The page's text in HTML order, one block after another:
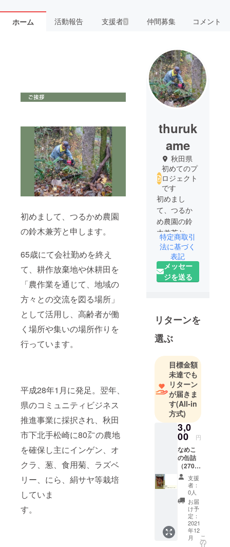
ホーム 活動報告 支援者3 仲間募集 コメント
初めまして、つるかめ農園
の鈴木兼芳と申します。
65歳にて会社勤めを終え
て、耕作放棄地や休耕田を
「農作業を通じて、地域の
方々との交流を図る場所」
として活用し、高齢者が働
く場所や集いの場所作りを
行っています。
平成28年1月に発足。翌年、
県のコミュニティビジネス
推進事業に採択され、秋田
市下北手松崎に80㌃の農地
を確保し主にインゲン、オ
クラ、葱、食用菊、ラズベ
リー、にら、絹サヤ等栽培
していま
す。
thuruk
ame
秋田県
初めてのプ
ロジェクト
です
初めまし
て、つるか
め農園の鈴
木兼芳と申
します。
65歳にて会
社勤めを終
えて下北手
耕田を農作
業を通じ
て、地域の
方々との交
流を図る場
所として活
用し、高齢
者が働く場
所や集いの
場所作りを
目指してい
また近隣の
農家と協力
し、多品種
の農作物を
生産するこ
とで多くの
方々が携わ
特定商取引
法に基づく
表記
メッセー
ジを送る
リターンを
選ぶ
目標金額
未達でも
リターン
が届きま
す(All-in
方式)
3,0
00 円
なめこ
の缶詰
（270g
入り）1
個 支援
者：
0人
お届
け予
定：
2021
年12
月
こ
の